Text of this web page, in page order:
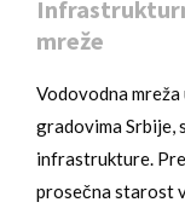
mreže
Vodovodna mreža
gradovima Srbije,
infrastrukture.
prosečna starost